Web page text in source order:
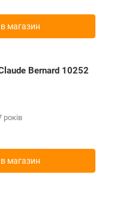
магазин
Bernard 10252
магазин